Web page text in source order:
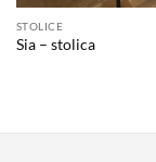
STOLICE
Sia – stolica